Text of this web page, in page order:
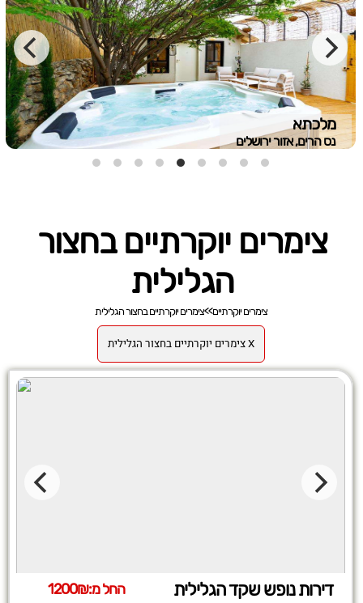
מלכתא
נס הרים, אזור ירושלים
צימרים יוקרתיים בחצור
הגלילית
צימרים יוקרתיים>>צימרים יוקרתיים בחצור הגלילית
X צימרים יוקרתיים בחצור הגלילית
דירות נופש שקד הגלילית החל מ:1200₪